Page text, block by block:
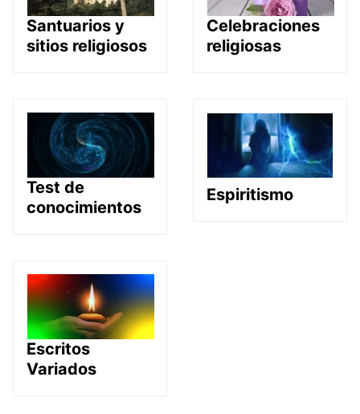
Santuarios y
sitios religiosos
Celebraciones
religiosas
Test de
conocimientos
Espiritismo
Escritos
Variados